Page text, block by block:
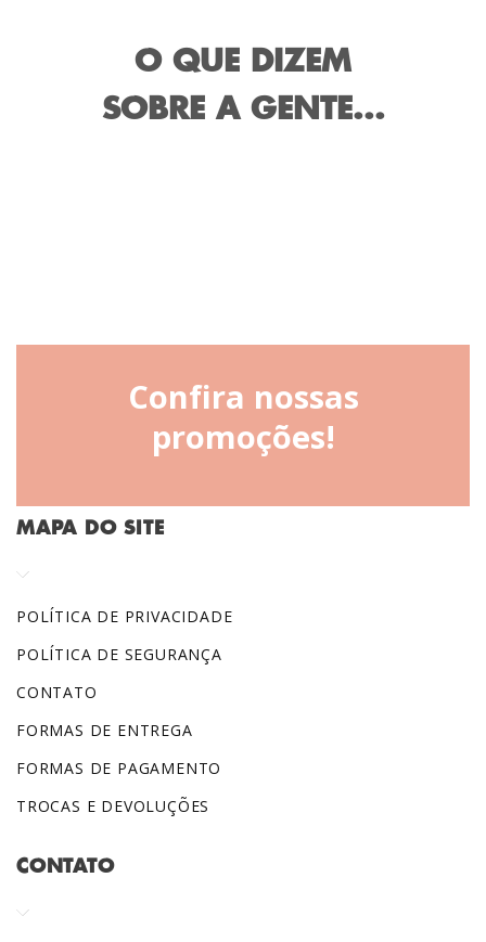
O QUE DIZEM
SOBRE A GENTE...
Confira nossas
promoções!
MAPA DO SITE
POLÍTICA DE PRIVACIDADE
POLÍTICA DE SEGURANÇA
CONTATO
FORMAS DE ENTREGA
FORMAS DE PAGAMENTO
TROCAS E DEVOLUÇÕES
CONTATO